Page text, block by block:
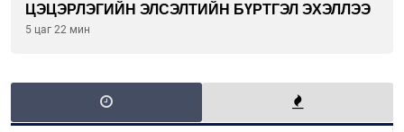
ЦЭЦЭРЛЭГИЙН ЭЛСЭЛТИЙН БҮРТГЭЛ ЭХЭЛЛЭЭ
5 цаг 22 мин